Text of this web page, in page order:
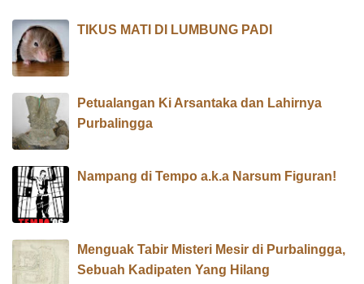
TIKUS MATI DI LUMBUNG PADI
Petualangan Ki Arsantaka dan Lahirnya
Purbalingga
Nampang di Tempo a.k.a Narsum Figuran!
Menguak Tabir Misteri Mesir di Purbalingga,
Sebuah Kadipaten Yang Hilang